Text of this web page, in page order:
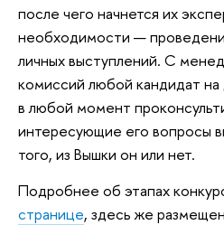
после чего начнется их
необходимости —
личных выступлений. С
комиссий любой кандидат
в любой момент
интересующие его вопросы
того, из Вышки он или нет.
Подробнее об этапах
странице, здесь же